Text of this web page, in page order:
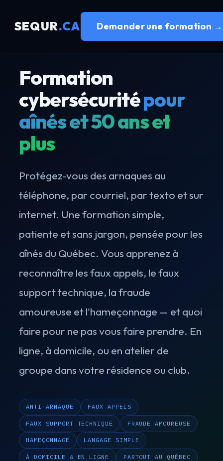
SEQUR.CA Demander une formation →
FORMATIONS
Formation
cybersécuritépour
aînés et 50 ans et
plus
Protégez-vous des arnaques au
téléphone, par courriel, par texto et sur
internet. Une formation simple,
patiente et sans jargon, pensée pour les
aînés du Québec. Vous apprenez à
reconnaître les faux appels, le faux
support technique, la fraude
amoureuse et l'hameçonnage — et quoi
faire pour ne pas vous faire prendre. En
ligne, à domicile, ou en atelier de
groupe dans votre résidence ou club.
ANTI-ARNAQUE FAUX APPELS
FAUX SUPPORT TECHNIQUE FRAUDE AMOUREUSE
HAMEÇONNAGE LANGAGE SIMPLE
À DOMICILE & EN LIGNE PARTOUT AU QUÉBEC